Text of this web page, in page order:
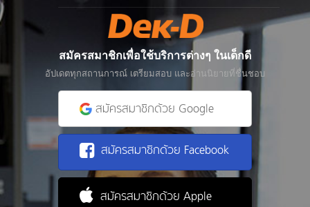
สมัครสมาชิกเพื่อใช้บริการต่างๆ ในเด็กดี
อัปเดตทุกสถานการณ์ เตรียมสอบ และอ่านนิยายที่ชื่นชอบ
สมัครสมาชิกด้วย Google
สมัครสมาชิกด้วย Facebook
สมัครสมาชิกด้วย Apple